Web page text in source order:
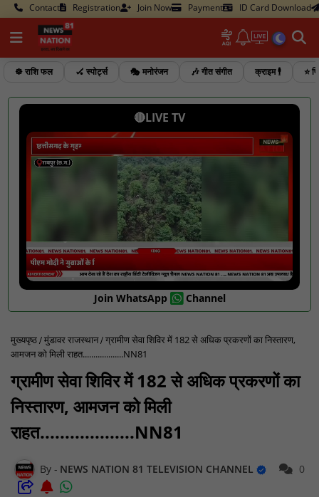
Contact Registration Join Now Payment ID Card Download
☸️ राशि फल 🏑 स्पोर्ट्स 🎭 मनोरंजन 🎶 गीत संगीत क्राइम 🕴️ ⭐
🔴LIVE TV
Join WhatsApp Channel
मुख्यपृष्ठ मुंडावर राजस्थान ग्रामीण सेवा शिविर में 182 से अधिक प्रकरणों का निस्तारण,
आमजन को मिली राहत...................NN81
ग्रामीण सेवा शिविर में 182 से अधिक प्रकरणों का
निस्तारण, आमजन को मिली
राहत...................NN81
NEWS NATION 81 TELEVISION CHANNEL 0